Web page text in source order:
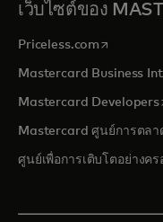
เว็บไซต์ของ
Priceless.com opens in a
Mastercard Business
Mastercard Developers
Mastercard ศูนย์การตลา
ศูนย์เพื่อการเติบโตอย่างค